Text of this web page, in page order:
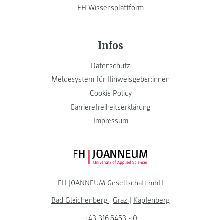
FH Wissensplattform
Infos
Datenschutz
Meldesystem für Hinweisgeber:innen
Cookie Policy
Barrierefreiheitserklärung
Impressum
FH JOANNEUM Logo
FH JOANNEUM Gesellschaft mbH
Bad Gleichenberg
Graz
Kapfenberg
+43 316 5453 - 0